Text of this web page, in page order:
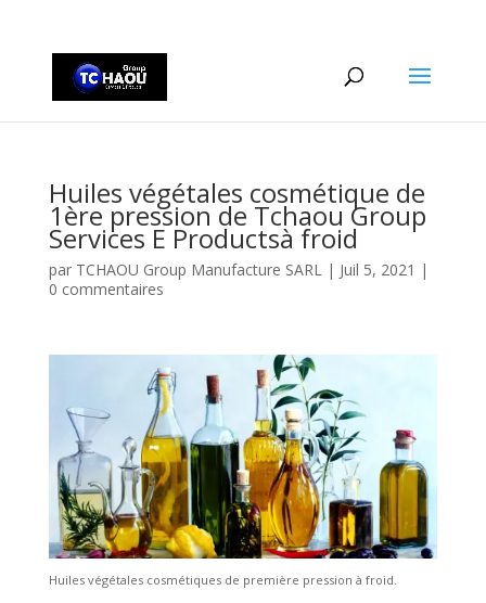
Huiles végétales cosmétique de
1ère pression de Tchaou Group
Services E Productsà froid
par TCHAOU Group Manufacture SARL| Juil 5, 2021 |
0 commentaires
Huiles végétales cosmétiques de première pression à froid.